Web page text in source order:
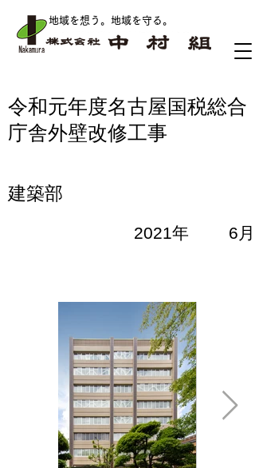
地域を想う。地域を守る 。
令和元年度名古屋国税総合
庁舎外壁改修工事
建築部
2021年 6月